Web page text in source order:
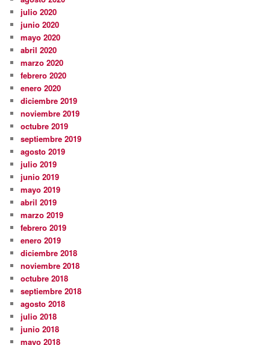
julio 2020
junio 2020
mayo 2020
abril 2020
marzo 2020
febrero 2020
enero 2020
diciembre 2019
noviembre 2019
octubre 2019
septiembre 2019
agosto 2019
julio 2019
junio 2019
mayo 2019
abril 2019
marzo 2019
febrero 2019
enero 2019
diciembre 2018
noviembre 2018
octubre 2018
septiembre 2018
agosto 2018
julio 2018
junio 2018
mayo 2018